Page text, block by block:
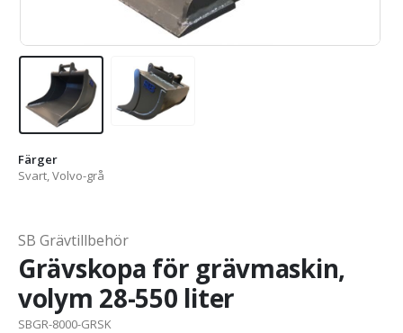
Färger
Svart, Volvo-grå
SB Grävtillbehör
Grävskopa för grävmaskin,
volym 28-550 liter
SBGR-8000-GRSK